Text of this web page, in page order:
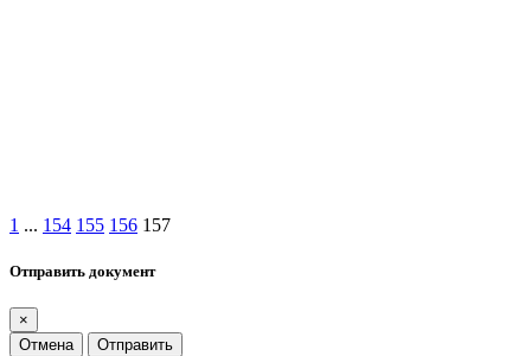
1 ... 154 155 156 157
Отправить документ
×
Отмена
Отправить